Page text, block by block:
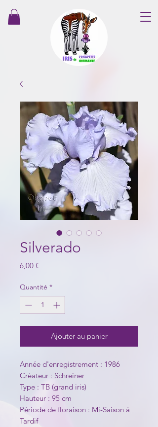
Silverado
6,00 €Prix
Quantité *
Ajouter au panier
Année d'enregistrement : 1986
Créateur : Schreiner
Type : TB (grand iris)
Hauteur : 95 cm
Période de floraison : Mi-Saison à
Tardif